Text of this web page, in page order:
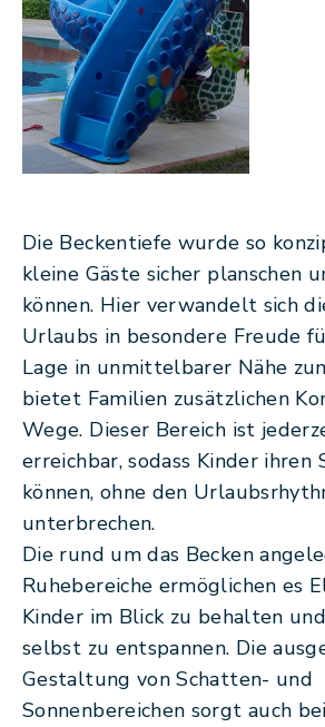
Die Beckentiefe wurde so
kleine Gäste sicher planschen
können. Hier verwandelt sich
Urlaubs in besondere Freude
Lage in unmittelbarer Nähe
bietet Familien zusätzlichen
Wege. Dieser Bereich ist
erreichbar, sodass Kinder ihren
können, ohne den
unterbrechen.
Die rund um das Becken
Ruhebereiche ermöglichen es
Kinder im Blick zu behalten
selbst zu entspannen. Die
Gestaltung von Schatten- und
Sonnenbereichen sorgt auch